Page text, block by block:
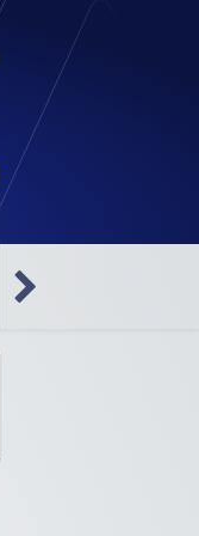
Handel, Vertrieb und
Dienstleistungen